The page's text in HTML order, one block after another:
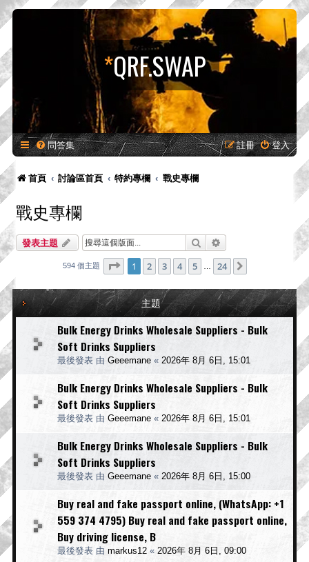
*QRF.SWAP
問答集 登入
註冊
首頁 討論區首頁 特約專欄 戰史專欄
戰史專欄
發表主題 搜尋
594 個主題 第 1 頁 (共24 頁)
1 2 3 4 5 24
主題
Bulk Energy Drinks Wholesale Suppliers - Bulk
Soft Drinks Suppliers
最後發表 由 Geeemane « 2026年 8月 6日, 15:01
Bulk Energy Drinks Wholesale Suppliers - Bulk
Soft Drinks Suppliers
最後發表 由 Geeemane « 2026年 8月 6日, 15:01
Bulk Energy Drinks Wholesale Suppliers - Bulk
Soft Drinks Suppliers
最後發表 由 Geeemane « 2026年 8月 6日, 15:00
Buy real and fake passport online, (WhatsApp: +1
559 374 4795) Buy real and fake passport online,
Buy driving license, B
最後發表 由 markus12 « 2026年 8月 6日, 09:00